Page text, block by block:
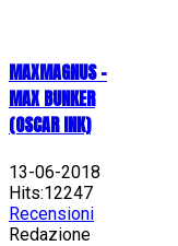
MAXMAGNUS –
MAX BUNKER
(OSCAR INK)
13-06-2018
Hits:12247
Recensioni
Redazione